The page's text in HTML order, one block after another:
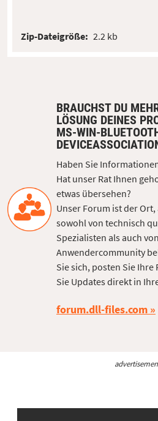
Zip-Dateigröße: 2.2 kb
BRAUCHST DU
LÖSUNG DEINES
MS-WIN-
Haben Sie
Hat unser Rat Ihnen
etwas übersehen?
Unser Forum ist der
sowohl von technisch
Spezialisten als auch
Anwendercommunity
Sie sich, posten Sie
Sie Updates direkt in
forum.dll-files.com